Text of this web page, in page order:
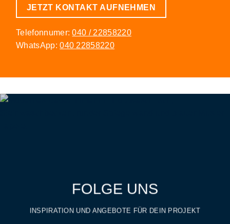
JETZT KONTAKT AUFNEHMEN
Telefonnumer:040 / 22858220
WhatsApp:040 22858220
FOLGE UNS
INSPIRATION UND ANGEBOTE FÜR DEIN PROJEKT